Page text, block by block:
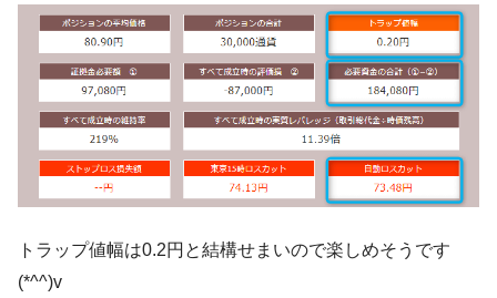
トラップ値幅は0.2円と結構せまいので楽しめそうです
(*^^)v